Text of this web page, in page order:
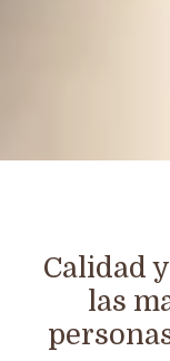
Calidad
las